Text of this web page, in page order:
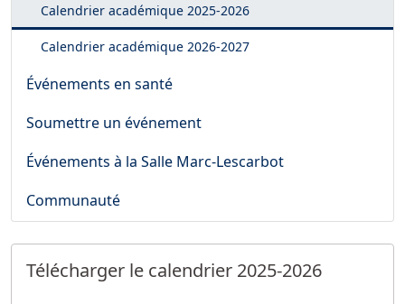
Calendrier académique 2025-2026
Calendrier académique 2026-2027
Événements en santé
Soumettre un événement
Événements à la Salle Marc-Lescarbot
Communauté
Télécharger le calendrier 2025-2026